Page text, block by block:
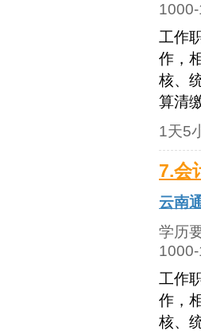
工作
作，
核、
算清
1天5
7.会
云南
学历
工作
作，
核、